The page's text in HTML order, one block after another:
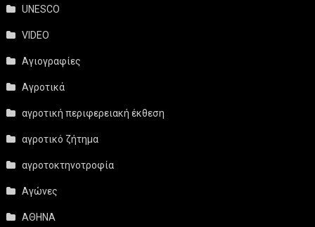
UNESCO
VIDEO
Αγιογραφίες
Αγροτικά
αγροτική περιφερειακή έκθεση
αγροτικό ζήτημα
αγροτοκτηνοτροφία
Αγώνες
ΑΘΗΝΑ